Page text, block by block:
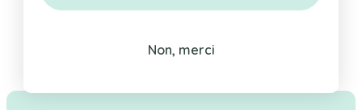
Non, merci